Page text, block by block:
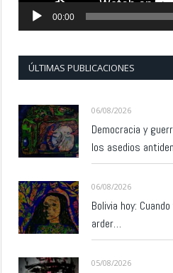
00:00
ÚLTIMAS PUBLICACIONES
06/08/2026
Democracia y
los asedios
06/08/2026
Bolivia hoy:
arder…
05/08/2026